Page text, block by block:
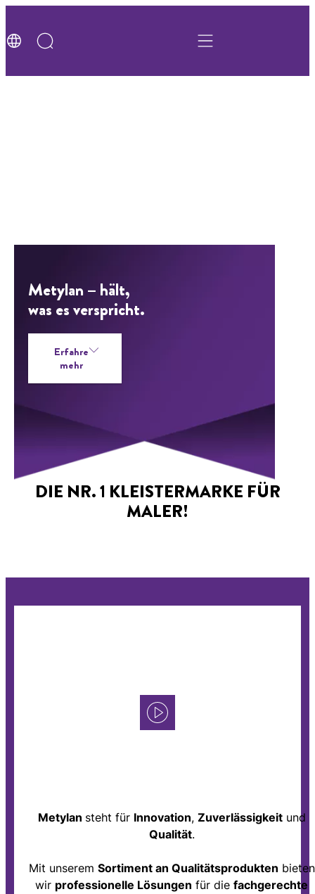
Metylan – hält,
was es verspricht.
Erfahre
mehr
DIE NR. 1 KLEISTERMARKE FÜR
MALER!
Metylan steht für Innovation, Zuverlässigkeitund
Qualität.
Mit unserem Sortiment an Qualitätsprodukten bieten
wir professionelle Lösungen für die fachgerechte